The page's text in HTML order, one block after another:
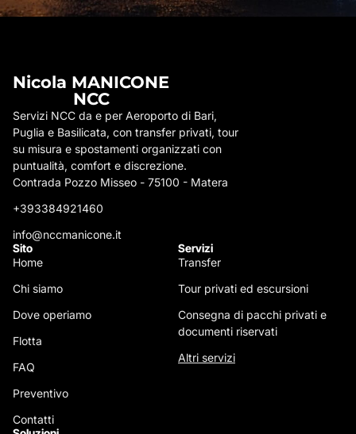
Nicola MANICONE
NCC
Servizi NCC da e per Aeroporto di Bari,
Puglia e Basilicata, con transfer privati, tour
su misura e spostamenti organizzati con
puntualità, comfort e discrezione.
Contrada Pozzo Misseo - 75100 - Matera
+393384921460
info@nccmanicone.it
Sito
Home
Chi siamo
Dove operiamo
Flotta
FAQ
Preventivo
Contatti
Servizi
Transfer
Tour privati ed escursioni
Consegna di pacchi privati e
documenti riservati
Altri servizi